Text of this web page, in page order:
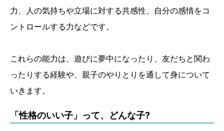
力、人の気持ちや立場に対する共感性、自分の感情をコ
ントロールする力などです。
これらの能力は、遊びに夢中になったり、友だちと関わ
ったりする経験や、親子のやりとりを通して身について
いきます。
「性格のいい子」って、どんな子?